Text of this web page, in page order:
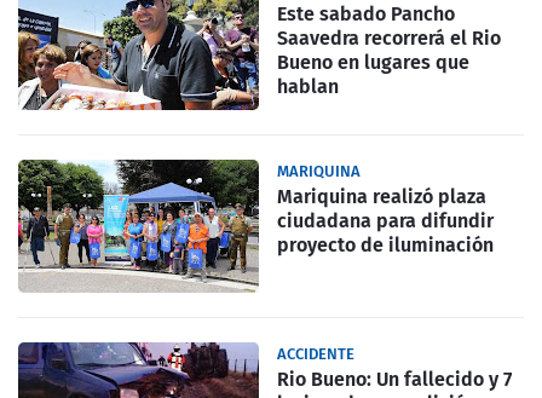
Este sabado Pancho
Saavedra recorrerá el Rio
Bueno en lugares que
hablan
MARIQUINA
Mariquina realizó plaza
ciudadana para difundir
proyecto de iluminación
ACCIDENTE
Rio Bueno: Un fallecido y 7